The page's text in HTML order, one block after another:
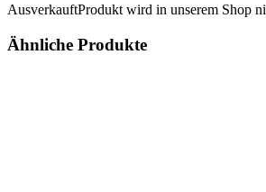
AusverkauftProdukt wird in unserem Shop
Ähnliche Produkte